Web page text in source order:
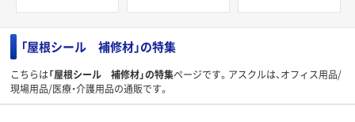
「屋根シール 補修材」の特集
こちらは「屋根シール 補修材」の特集ページです。アスクルは、オフィス用品/
現場用品/医療・介護用品の通販です。